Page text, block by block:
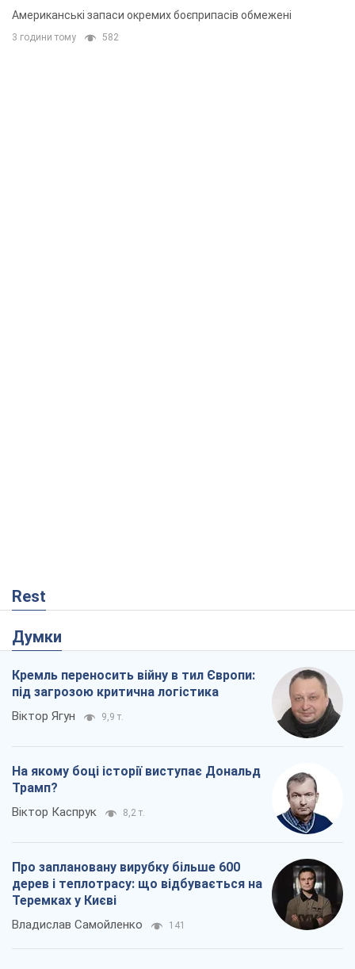
Американські запаси окремих боєприпасів обмежені
3 години тому 582
Rest
Думки
Кремль переносить війну в тил Європи:
під загрозою критична логістика
Віктор Ягун 9,9 т.
На якому боці історії виступає Дональд
Трамп?
Віктор Каспрук 8,2 т.
Про заплановану вирубку більше 600
дерев і теплотрасу: що відбувається на
Теремках у Києві
Владислав Самойленко 141